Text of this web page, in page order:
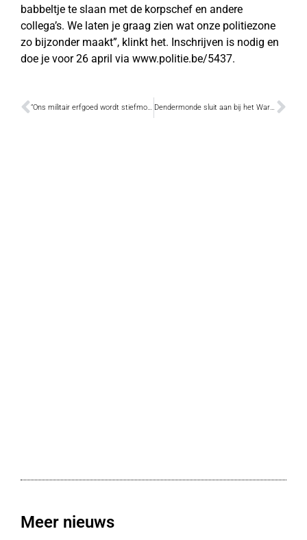
babbeltje te slaan met de korpschef en andere
collega’s. We laten je graag zien wat onze politiezone
zo bijzonder maakt”, klinkt het. Inschrijven is nodig en
doe je voor 26 april via www.politie.be/5437.
“Ons militair erfgoed wordt stiefmoederlijk behandeld” Dendermonde sluit aan bij het War Heritage Institute
Meer nieuws